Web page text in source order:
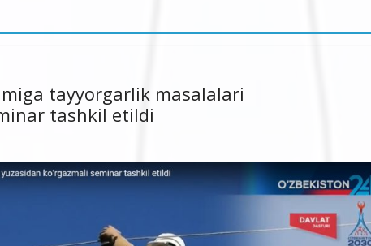
tayyorgarlik masalalari
tashkil etildi